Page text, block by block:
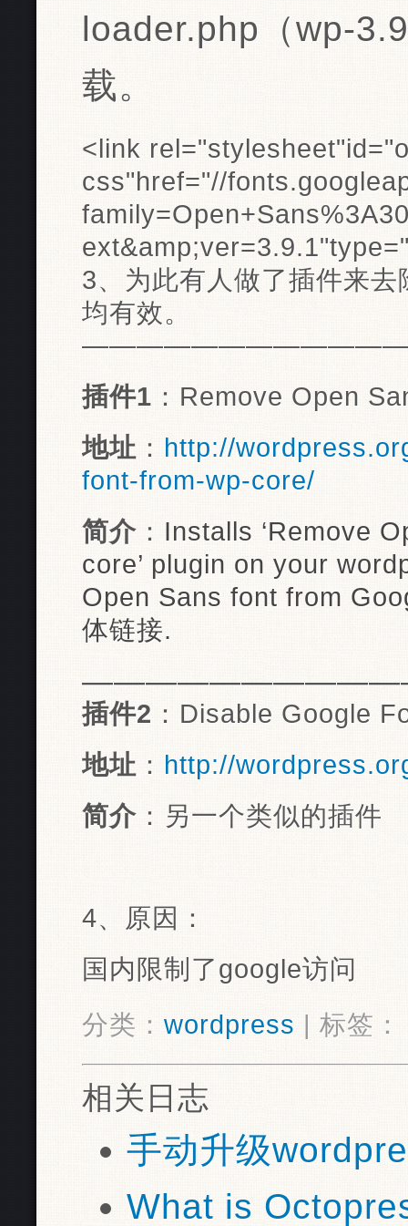
loader.php（wp-
载。
<link rel="stylesheet"id=
css"href="//
ext&amp;ver=3.9.1"type=
3、为此有人做了插件来
均有效。
插件1 ：Remove Open
地址 ： http://
font-from-wp-core/
简介 ： Installs ‘Remove
core’ plugin on your
Open Sans font from
体链接.
插件2 ：Disable Google
地址 ： http://
简介 ：另一个类似的插件
4、原因：
国内限制了google访问
分类： wordpress | 标签
相关日志
手动升级
What is